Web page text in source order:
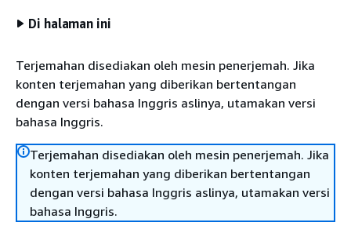
Di halaman ini
Terjemahan disediakan oleh mesin penerjemah. Jika
konten terjemahan yang diberikan bertentangan
dengan versi bahasa Inggris aslinya, utamakan versi
bahasa Inggris.
Terjemahan disediakan oleh mesin penerjemah. Jika
konten terjemahan yang diberikan bertentangan
dengan versi bahasa Inggris aslinya, utamakan versi
bahasa Inggris.